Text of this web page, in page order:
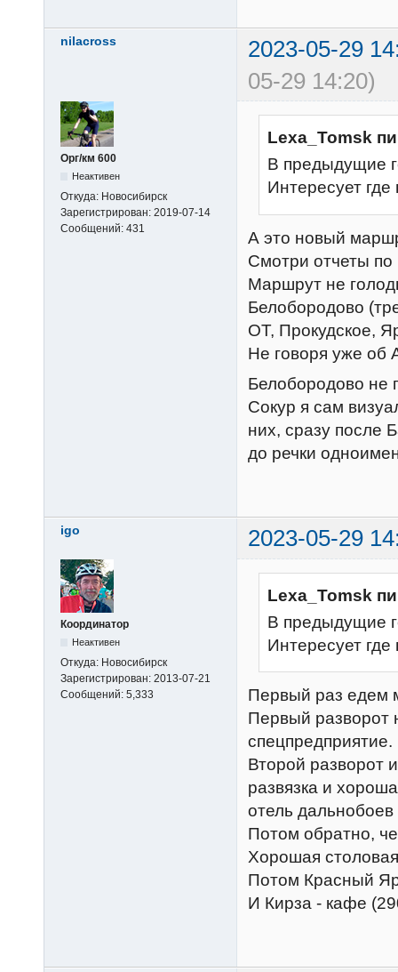
nilacross
2023-05-29
05-29 14:20)
Орг/км 600
Неактивен
Откуда: Новосибирск
Зарегистрирован: 2019-07-14
Сообщений: 431
Lexa_Tomsk
В предыдущие
Интересует
А это новый
Смотри отчеты
Маршрут не
Белобородово
ОТ, Прокудское,
Не говоря уже об
Белобородово не
Сокур я сам
них, сразу после
до речки
igo 2023-05-29
Координатор
Неактивен
Откуда: Новосибирск
Зарегистрирован: 2013-07-21
Сообщений: 5,333
Lexa_Tomsk
В предыдущие
Интересует
Первый раз едем
Первый разворот
спецпредприятие.
Второй разворот
развязка и
отель
Потом обратно,
Хорошая
Потом Красный
И Кирза - кафе